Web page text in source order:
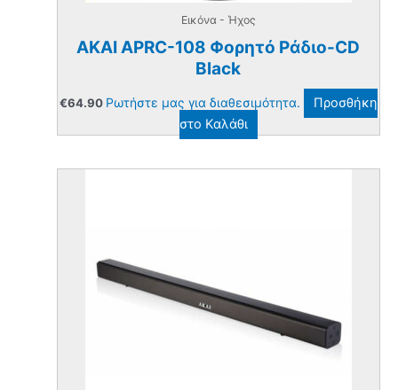
Εικόνα - Ήχος
AKAI APRC-108 Φορητό Ράδιο-CD
Black
€64.90 Ρωτήστε μας για διαθεσιμότητα.
Προσθήκη
στο Καλάθι